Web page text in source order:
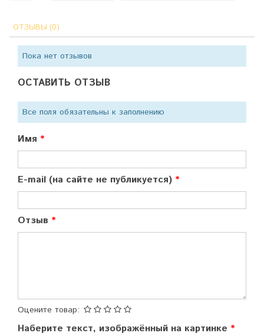
ОТЗЫВЫ (0)
Пока нет отзывов
ОСТАВИТЬ ОТЗЫВ
Все поля обязательны к заполнению
Имя
E-mail (на сайте не публикуется)
Отзыв
Оцените товар:
Наберите текст, изображённый на картинке